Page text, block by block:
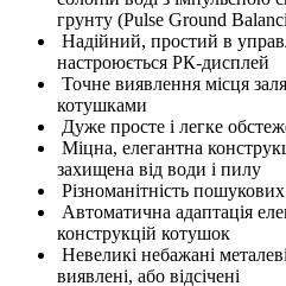
грунту (Pulse Ground
Надійний, простий в
настроюється РК-дисплей
Точне виявлення місця
котушками
Дуже просте і легке
Міцна, елегантна
захищена від води і пилу
Різноманітність
Автоматична адаптація
конструкцій котушок
Невеликі небажані
виявлені, або відсічені